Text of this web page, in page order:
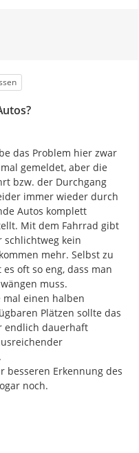
das Problem hier zwar
gemeldet, aber die
bzw. der Durchgang
immer wieder durch
Autos komplett
Mit dem Fahrrad gibt
schlichtweg kein
mehr. Selbst zu
es oft so eng, dass man
muss.
mal einen halben
Plätzen sollte das
endlich dauerhaft
besseren Erkennung des
noch.